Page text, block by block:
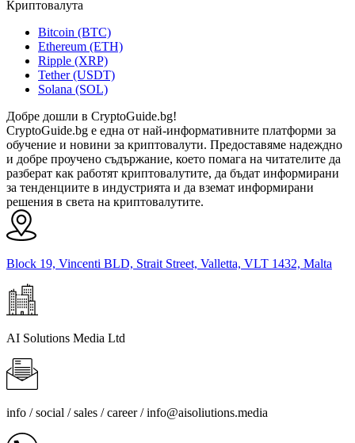
Криптовалута
Bitcoin (BTC)
Ethereum (ETH)
Ripple (XRP)
Tether (USDT)
Solana (SOL)
Добре дошли в CryptoGuide.bg!
CryptoGuide.bg е една от най-информативните платформи за
обучение и новини за криптовалути. Предоставяме надеждно
и добре проучено съдържание, което помага на читателите да
разберат как работят криптовалутите, да бъдат информирани
за тенденциите в индустрията и да вземат информирани
решения в света на криптовалутите.
Block 19, Vincenti BLD, Strait Street, Valletta, VLT 1432, Malta
AI Solutions Media Ltd
info / social / sales / career /info@aisoliutions.media